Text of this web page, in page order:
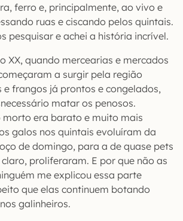
ferro e, principalmente, ao vivo e
ruas e ciscando pelos quintais.
pesquisar e achei a história incrível.
XX, quando mercearias e mercados
a surgir pela região
e frangos já prontos e congelados,
matar os penosos.
morto era barato e muito mais
galos nos quintais evoluíram da
de domingo, para a de quase pets
claro, proliferaram. E por que não as
me explicou essa parte
que elas continuem botando
galinheiros.